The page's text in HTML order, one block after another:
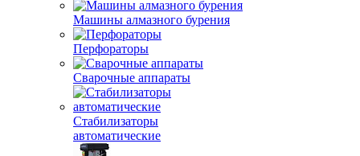
Машины алмазного бурения
Перфораторы
Сварочные аппараты
Стабилизаторы
автоматические